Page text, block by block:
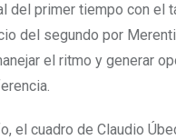
del primer tiempo con el
del segundo por
el ritmo y generar
el cuadro de Claudio